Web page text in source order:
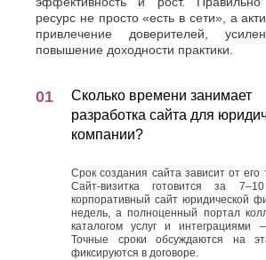
ресурс не просто «есть в сети», а
привлечение доверителей,
повышение доходности практики.
Сколько времени занимает
разработка сайта для
компании?
Срок создания сайта зависит от его
Сайт-визитка готовится за
корпоративный сайт юридической
недель, а полноценный портал
каталогом услуг и
Точные сроки обсуждаются на
фиксируются в договоре.